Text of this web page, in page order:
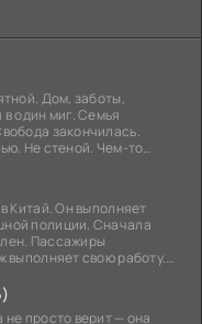
Дом, заботы,
один миг. Семья
закончилась.
Не стеной. Чем-то
Китай. Он выполняет
полиции. Сначала
Пассажиры
выполняет свою работу.
просто верит — она